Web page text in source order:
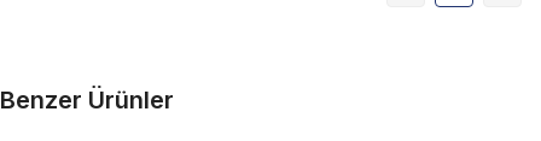
Benzer Ürünler